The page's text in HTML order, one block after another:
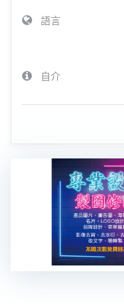
語言
自介